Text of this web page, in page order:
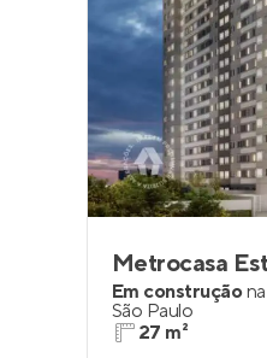
Em construçãona
São Paulo
27 m²